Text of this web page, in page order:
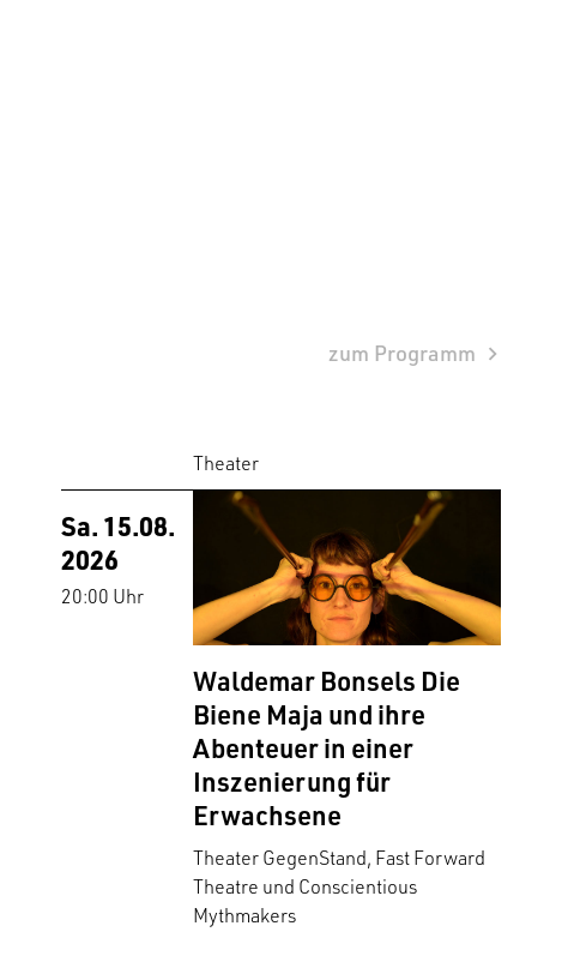
zum Programm
Theater
Sa. 15.08.
2026
20:00 Uhr
Waldemar Bonsels Die
Biene Maja und ihre
Abenteuer in einer
Inszenierung für
Erwachsene
Theater GegenStand, Fast Forward
Theatre und Conscientious
Mythmakers